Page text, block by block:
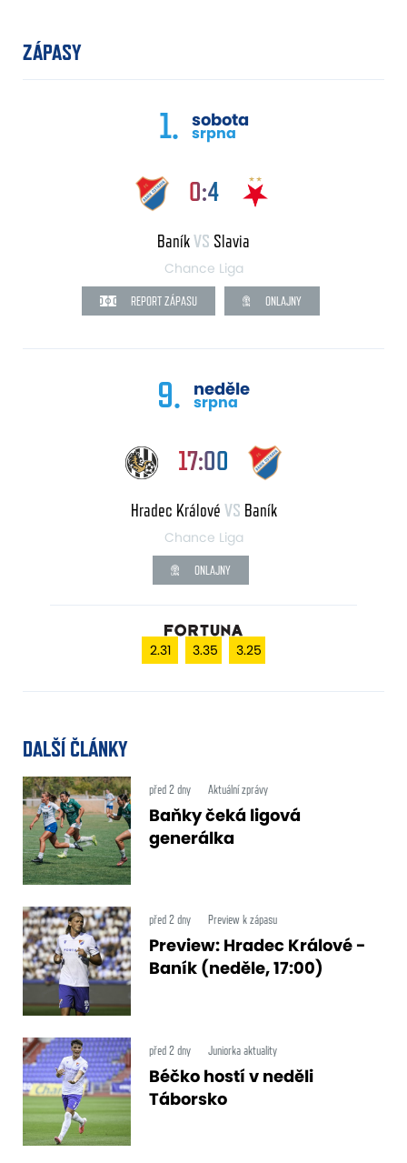
ZÁPASY
1. sobota
srpna
0:4
BaníkVS Slavia
Chance Liga
REPORT ZÁPASU ONLAJNY
9. neděle
srpna
17:00
Hradec Králové VS Baník
Chance Liga
ONLAJNY
2.31 3.35 3.25
DALŠÍ ČLÁNKY
před 2 dny Aktuální zprávy
Baňky čeká ligová
generálka
před 2 dny Preview k zápasu
Preview: Hradec Králové -
Baník (neděle, 17:00)
před 2 dny Juniorka aktuality
Béčko hostí v neděli
Táborsko